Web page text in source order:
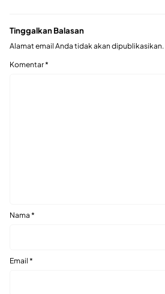
Tinggalkan Balasan
Alamat email Anda tidak akan dipublikasikan.
Komentar*
Nama *
Email *